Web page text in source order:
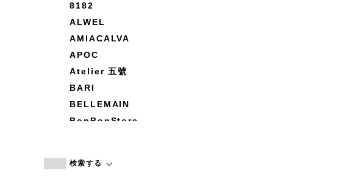
8182
ALWEL
AMIACALVA
APOC
Atelier 五號
BARI
BELLEMAIN
BonBonStore
by basics
検索する